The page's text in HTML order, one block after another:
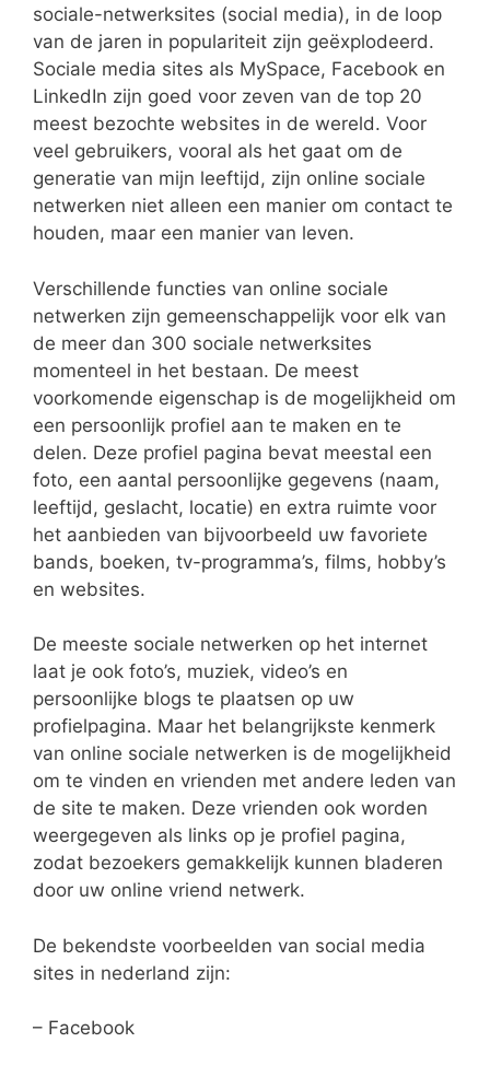
sociale-netwerksites (social media), in de loop
van de jaren in populariteit zijn geëxplodeerd.
Sociale media sites als MySpace, Facebook en
LinkedIn zijn goed voor zeven van de top 20
meest bezochte websites in de wereld. Voor
veel gebruikers, vooral als het gaat om de
generatie van mijn leeftijd, zijn online sociale
netwerken niet alleen een manier om contact te
houden, maar een manier van leven.
Verschillende functies van online sociale
netwerken zijn gemeenschappelijk voor elk van
de meer dan 300 sociale netwerksites
momenteel in het bestaan. De meest
voorkomende eigenschap is de mogelijkheid om
een persoonlijk profiel aan te maken en te
delen. Deze profiel pagina bevat meestal een
foto, een aantal persoonlijke gegevens (naam,
leeftijd, geslacht, locatie) en extra ruimte voor
het aanbieden van bijvoorbeeld uw favoriete
bands, boeken, tv-programma’s, films, hobby’s
en websites.
De meeste sociale netwerken op het internet
laat je ook foto’s, muziek, video’s en
persoonlijke blogs te plaatsen op uw
profielpagina. Maar het belangrijkste kenmerk
van online sociale netwerken is de mogelijkheid
om te vinden en vrienden met andere leden van
de site te maken. Deze vrienden ook worden
weergegeven als links op je profiel pagina,
zodat bezoekers gemakkelijk kunnen bladeren
door uw online vriend netwerk.
De bekendste voorbeelden van social media
sites in nederland zijn:
– Facebook